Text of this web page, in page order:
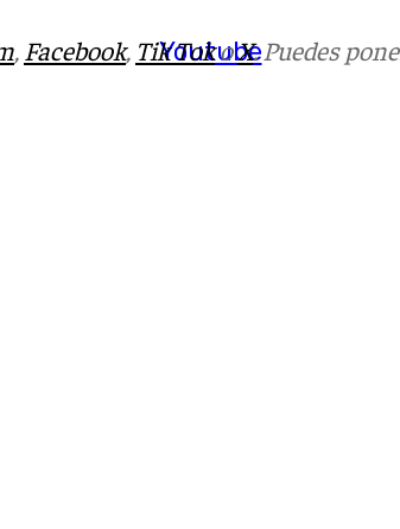
Youtube
, Facebook, Tik TokoX. Puedes